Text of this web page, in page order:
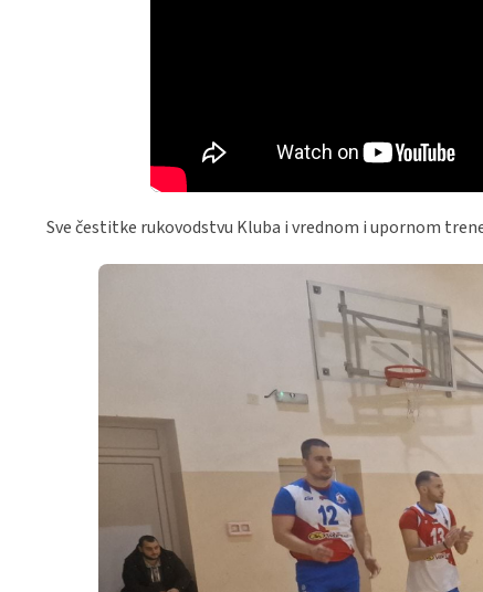
Sve čestitke rukovodstvu Kluba i vrednom i upornom